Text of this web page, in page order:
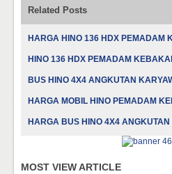
Related Posts
HARGA HINO 136 HDX PEMADAM
HINO 136 HDX PEMADAM
BUS HINO 4X4 ANGKUTAN
HARGA MOBIL HINO PEMADAM
HARGA BUS HINO 4X4 ANGKUTAN
MOST VIEW ARTICLE